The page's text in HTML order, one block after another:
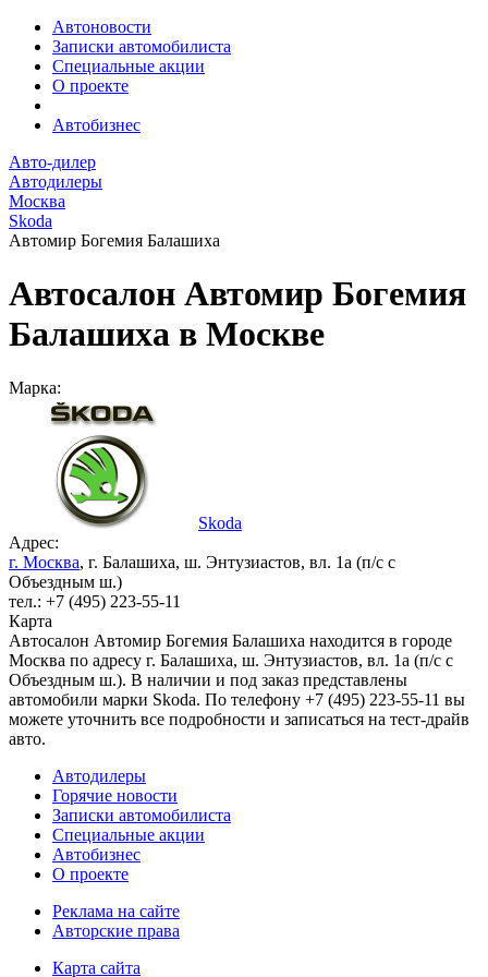
Автоновости
Записки автомобилиста
Специальные акции
О проекте
Автобизнес
Авто-дилер
Автодилеры
Москва
Skoda
Автомир Богемия Балашиха
Автосалон Автомир Богемия
Балашиха в Москве
Марка:
Skoda
Адрес:
г. Москва, г. Балашиха, ш. Энтузиастов, вл. 1а (п/с с
Объездным ш.)
тел.: +7 (495) 223-55-11
Карта
Автосалон Автомир Богемия Балашиха находится в городе
Москва по адресу г. Балашиха, ш. Энтузиастов, вл. 1а (п/с с
Объездным ш.). В наличии и под заказ представлены
автомобили марки Skoda. По телефону +7 (495) 223-55-11 вы
можете уточнить все подробности и записаться на тест-драйв
авто.
Автодилеры
Горячие новости
Записки автомобилиста
Специальные акции
Автобизнес
О проекте
Реклама на сайте
Авторские права
Карта сайта